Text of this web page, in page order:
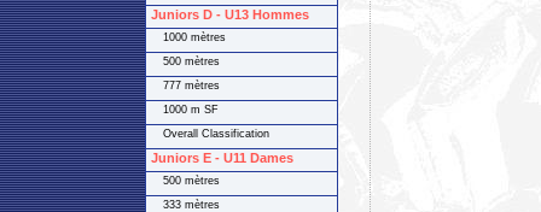
Juniors D - U13 Hommes
1000 mètres
500 mètres
777 mètres
1000 m SF
Overall Classification
Juniors E - U11 Dames
500 mètres
333 mètres